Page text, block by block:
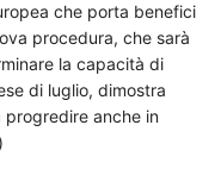
che porta benefici
procedura, che sarà
la capacità di
di luglio, dimostra
progredire anche in